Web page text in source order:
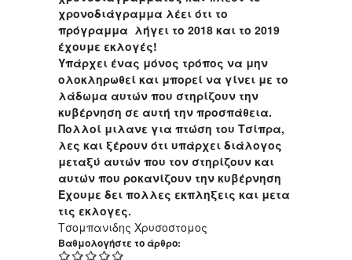
χρονοδιάγραμμα λέει ότι το
πρόγραμμα λήγει το 2018 και το 2019
έχουμε εκλογές!
Υπάρχει ένας μόνος τρόπος να μην
ολοκληρωθεί και μπορεί να γίνει με το
λάδωμα αυτών που στηρίζουν την
κυβέρνηση σε αυτή την προσπάθεια.
Πολλοί μιλανε για πτώση του Τσίπρα,
λες και ξέρουν ότι υπάρχει διάλογος
μεταξύ αυτών που τον στηρίζουν και
αυτών που ροκανίζουν την κυβέρνηση
Εχουμε δει πολλες εκπληξεις και μετα
τις εκλογες.
Τσομπανιδης Χρυσοστομος
Βαθμολογήστε το άρθρο: